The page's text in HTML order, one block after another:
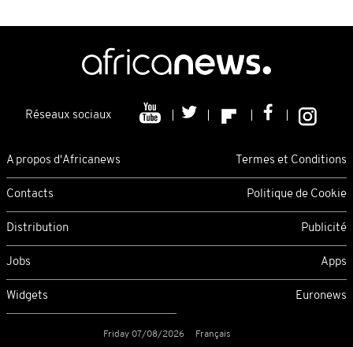
Réseaux sociaux
A propos d'Africanews Termes et Conditions
Contacts Politique de Cookie
Distribution Publicité
Jobs Apps
Widgets Euronews
Friday 07/08/2026